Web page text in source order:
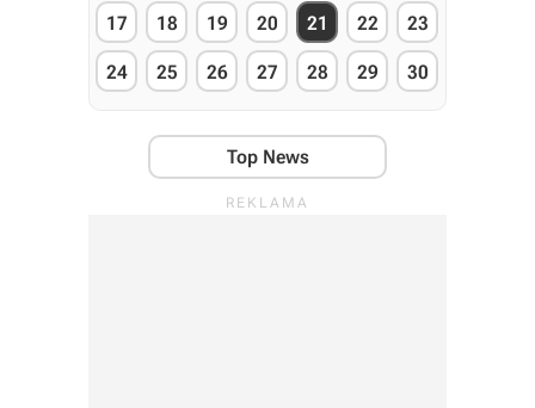
17 18 19 20 21 22 23
24 25 26 27 28 29 30
Top News